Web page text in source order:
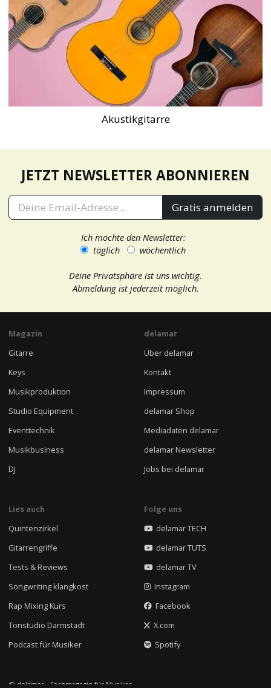
Akustikgitarre
JETZT NEWSLETTER ABONNIEREN
Gratis anmelden
Ich möchte den Newsletter:
täglich
wöchentlich
Deine Privatsphäre ist uns wichtig.
Abmeldung ist jederzeit möglich.
Magazin
Gitarre
Keys
Musikproduktion
Studio Equipment
Eventtechnik
Musikbusiness
DJ
delamar
Über delamar
Kontakt
Impressum
delamar Shop
Mediadaten delamar
delamar Newsletter
Jobs bei delamar
Lies auch
Quintenzirkel
Gitarrengriffe
Tests & Reviews
Songwriting klangkost
Rap Mixing Kurs
Tonstudio Darmstadt
Podcast für Musiker
Folge uns
delamar TECH
delamar TUTS
delamar TV
Instagram
Facebook
X.com
Spotify
© delamar - Fachmagazin für Musiker